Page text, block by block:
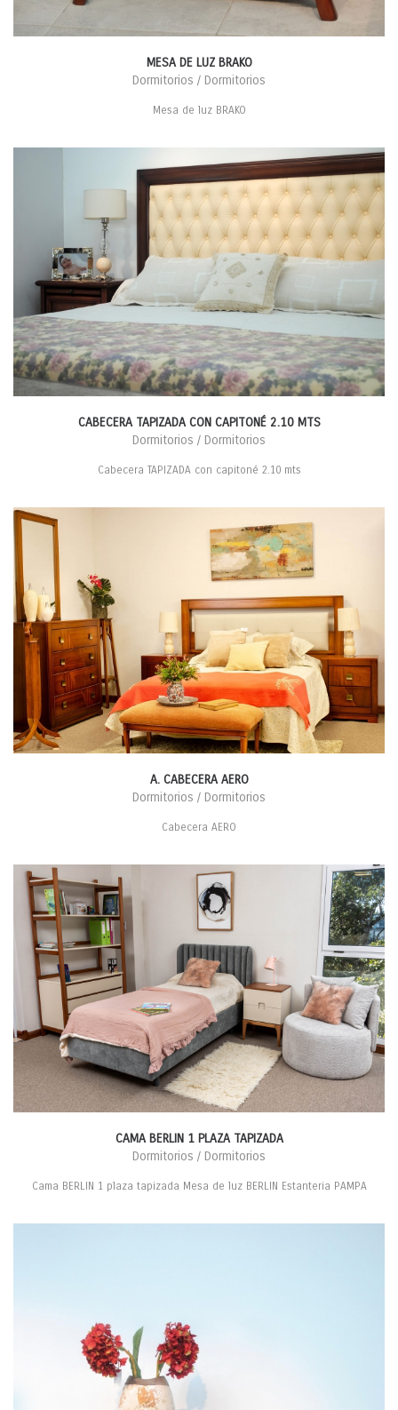
MESA DE LUZ BRAKO
Dormitorios / Dormitorios
Mesa de luz BRAKO
CABECERA TAPIZADA CON CAPITONÉ 2.10 MTS
Dormitorios / Dormitorios
Cabecera TAPIZADA con capitoné 2.10 mts
A. CABECERA AERO
Dormitorios / Dormitorios
Cabecera AERO
CAMA BERLIN 1 PLAZA TAPIZADA
Dormitorios / Dormitorios
Cama BERLIN 1 plaza tapizada Mesa de luz BERLIN Estanteria PAMPA